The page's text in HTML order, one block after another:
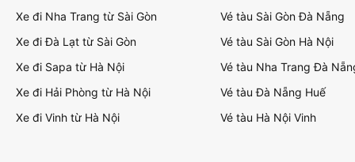
Xe đi Nha Trang từ Sài Gòn
Xe đi Đà Lạt từ Sài Gòn
Xe đi Sapa từ Hà Nội
Xe đi Hải Phòng từ Hà Nội
Xe đi Vinh từ Hà Nội
Vé tàu Sài Gòn Đà Nẵng
Vé tàu Sài Gòn Hà Nội
Vé tàu Nha Trang Đà
Vé tàu Đà Nẵng Huế
Vé tàu Hà Nội Vinh